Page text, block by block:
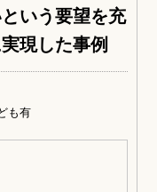
いう要望を充
現した事例
も有